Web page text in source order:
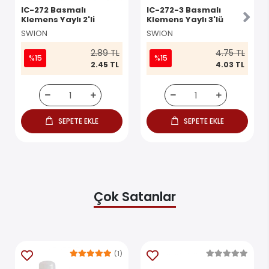
IC-272 Basmalı
Klemens Yaylı 2'li
SWION
%15 2.89 TL
2.45 TL
SEPETE EKLE
IC-272-3 Basmalı
Klemens Yaylı 3'lü
SWION
%15 4.75 TL
4.03 TL
SEPETE EKLE
Çok Satanlar
(1)